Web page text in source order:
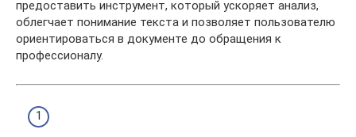
предоставить инструмент, который ускоряет анализ,
облегчает понимание текста и позволяет пользователю
ориентироваться в документе до обращения к
профессионалу.